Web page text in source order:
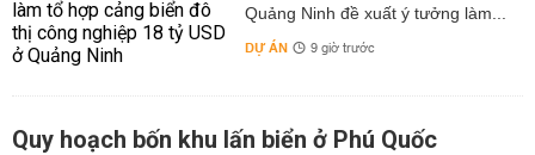
Quảng Ninh đề xuất ý tưởng làm...
DỰ ÁN 9 giờ trước
Quy hoạch bốn khu lấn biển ở Phú Quốc